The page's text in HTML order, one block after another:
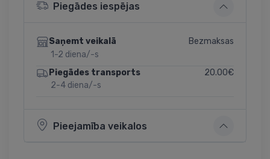
Piegādes iespējas
Saņemt veikalā
1-2 diena/-s
Bezmaksas
Piegādes transports
2-4 diena/-s
20.00€
Pieejamība veikalos